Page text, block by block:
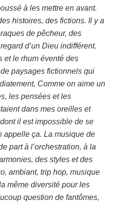
à les mettre en avant.
histoires, des fictions. Il y a
de pêcheur, des
d’un Dieu indifférent.
et le rhum éventé des
paysages fictionnels qui
Comme on aime un
les pensées et les
dans mes oreilles et
il est impossible de se
appelle ça. La musique de
part à l’orchestration, à la
des styles et des
ambiant, trip hop, musique
même diversité pour les
question de fantômes,